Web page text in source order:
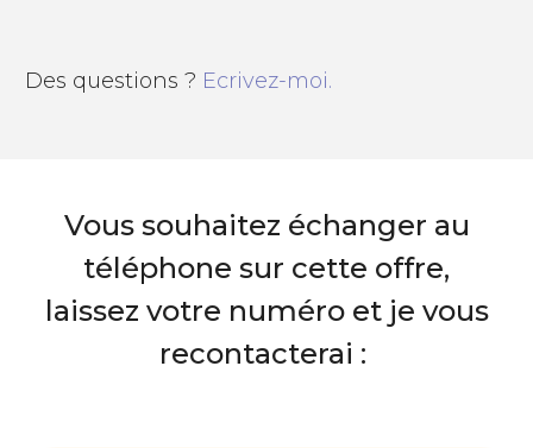
Des questions ? ​ Ecrivez-moi.
Vous souhaitez échanger au
téléphone sur cette offre,
laissez votre numéro et je vous
recontacterai :